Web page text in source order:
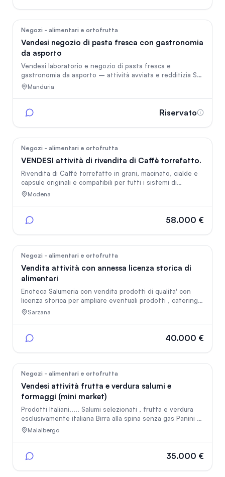
Negozi - alimentari e ortofrutta
Vendesi negozio di pasta fresca con gastronomia
da asporto
Vendesi laboratorio e negozio di pasta fresca e
gastronomia da asporto – attività avviata e redditizia Sei
pronto a investire in un’attività dal sapore autentico e
pasta fresca e ripiena, con annessa gastronomia da
ulteriori informazioni e per fissare una visita, contattaci in
privato.
Manduria
Riservato
Negozi - alimentari e ortofrutta
VENDESI attività di rivendita di Caffè torrefatto.
Rivendita di Caffè torrefatto in grani, macinato, cialde e
capsule originali e compatibili per tutti i sistemi di
erogazione più diffusi. Settore alimentare in continua
caffè "espresso" in tutte le sue varietà.
Modena
58.000 €
Negozi - alimentari e ortofrutta
Vendita attività con annessa licenza storica di
alimentari
Enoteca Salumeria con vendita prodotti di qualita' con
licenza storica per ampliare eventuali prodotti , catering ,
enalotto, gelateria ecc...
Sarzana
40.000 €
Negozi - alimentari e ortofrutta
Vendesi attività frutta e verdura salumi e
formaggi (mini market)
Prodotti Italiani..... Salumi selezionati , frutta e verdura
esclusivamente italiana Birra alla spina senza gas Panini e
apericena
Malalbergo
35.000 €